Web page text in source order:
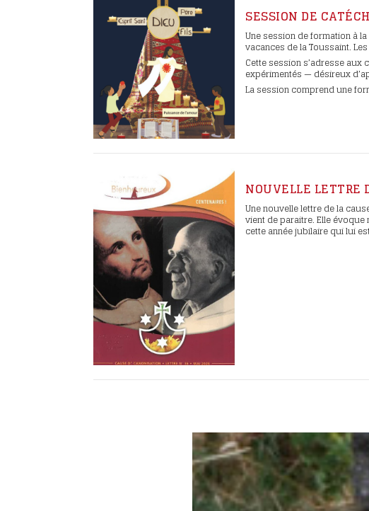
Intentions et témoignages
Fêter le bienheureux Marie-
Eugène
Emissions TV
Les lettres de la Cause
Les étapes du procès de
canonisation
SESSION DE
Une session de formation à
vacances de la Toussaint.
Cette session s’adresse
expérimentés — désireux
La session comprend une
NOUVELLE LETTRE
Une nouvelle lettre de la
vient de paraitre. Elle évoque
cette année jubilaire qui lui